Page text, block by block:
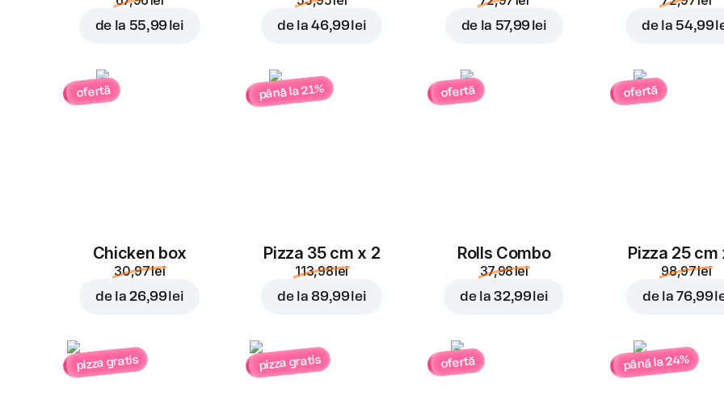
de la 55,99 lei de la46,99 lei de la 57,99 lei de la 54,99
ofertă
Chicken box
30,97 lei
de la26,99 lei
până la 21%
Pizza 35 cm x 2
113,98 lei
de la 89,99 lei
ofertă
Rolls Combo
37,98 lei
de la32,99 lei
ofertă
Pizza 25 cm
98,97 lei
de la76,99
pizza gratis pizza gratis ofertă până la 24%